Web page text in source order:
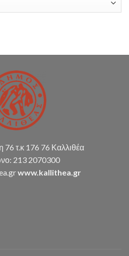
υποστήριξης
σύνταξη
καταστάσεων
κ.α.)
76 τ.κ 176 76 Καλλιθέα
213 2070300
www.kallithea.gr